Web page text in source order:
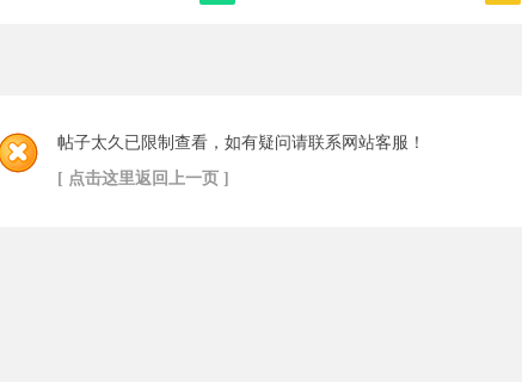
帖子太久已限制查看，如有疑问请联系网站客服！
[ 点击这里返回上一页 ]